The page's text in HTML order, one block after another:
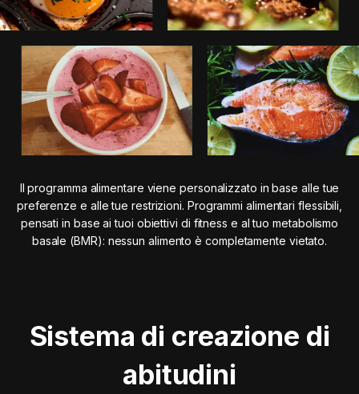
Il programma alimentare viene personalizzato in base alle tue
preferenze e alle tue restrizioni. Programmi alimentari flessibili,
pensati in base ai tuoi obiettivi di fitness e al tuo metabolismo
basale (BMR): nessun alimento è completamente vietato.
Sistema di creazione di
abitudini